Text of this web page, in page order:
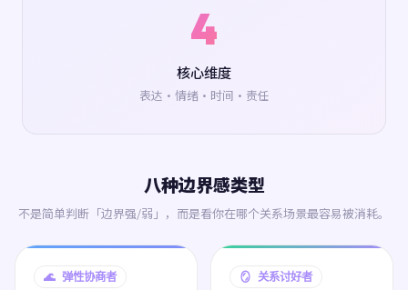
4
核心维度
表达·情绪·时间·责任
八种边界感类型
不是简单判断「边界强/弱」，而是看你在哪个关系场景最容易被消耗。
🌊 弹性协商者 🪞 关系讨好者